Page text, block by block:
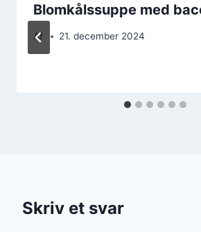
Blomkålssuppe med
Af 21. december 2024
Skriv et svar